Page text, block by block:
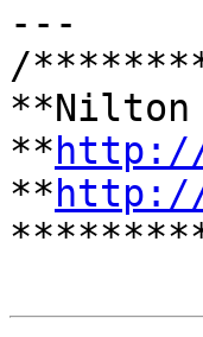
---
/
**Nilton
** http://
** http://